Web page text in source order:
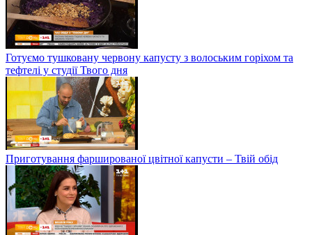
Готуємо тушковану червону капусту з волоським горіхом та
тефтелі у студії Твого дня
Приготування фаршированої цвітної капусти – Твій обід